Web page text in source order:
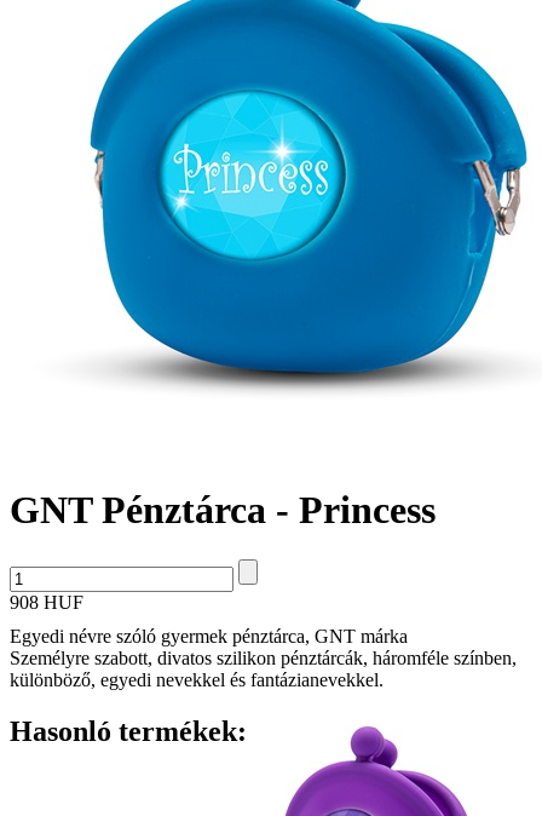
GNT Pénztárca - Princess
908 HUF
Egyedi névre szóló gyermek pénztárca, GNT márka
Személyre szabott, divatos szilikon pénztárcák, háromféle színben,
különböző, egyedi nevekkel és fantázianevekkel.
Hasonló termékek: